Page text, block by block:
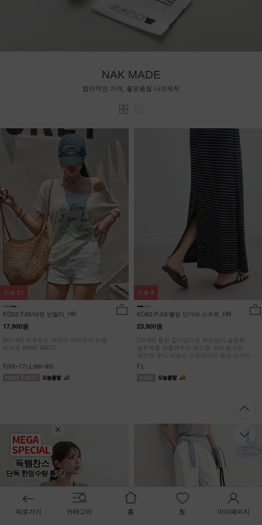
득템찬스
단독 한정수량 특가!
NAK MADE
합리적인 가격, 좋은품질 나크제작
KO52-T-26/테린 반팔티_HR
17,900원
[55~99] 여유로운 넥라인 여리핏의 반팔
티셔츠 #NAK MADE.
F(55~77),L(88~99)
리뷰 21
KO62-P-03/롤링 단가라 스커트_HR
23,900원
[55-88] 롱한 길이감으로 부담없이,슬림한
실루엣을 연출해주는 편안함 속에 숨겨진
세련된 무드 데일리 스트라이프 밴딩 스커트
#NAK MADE.
F,L
리뷰 6
뒤로가기 카테고리 홈 찜 마이페이지